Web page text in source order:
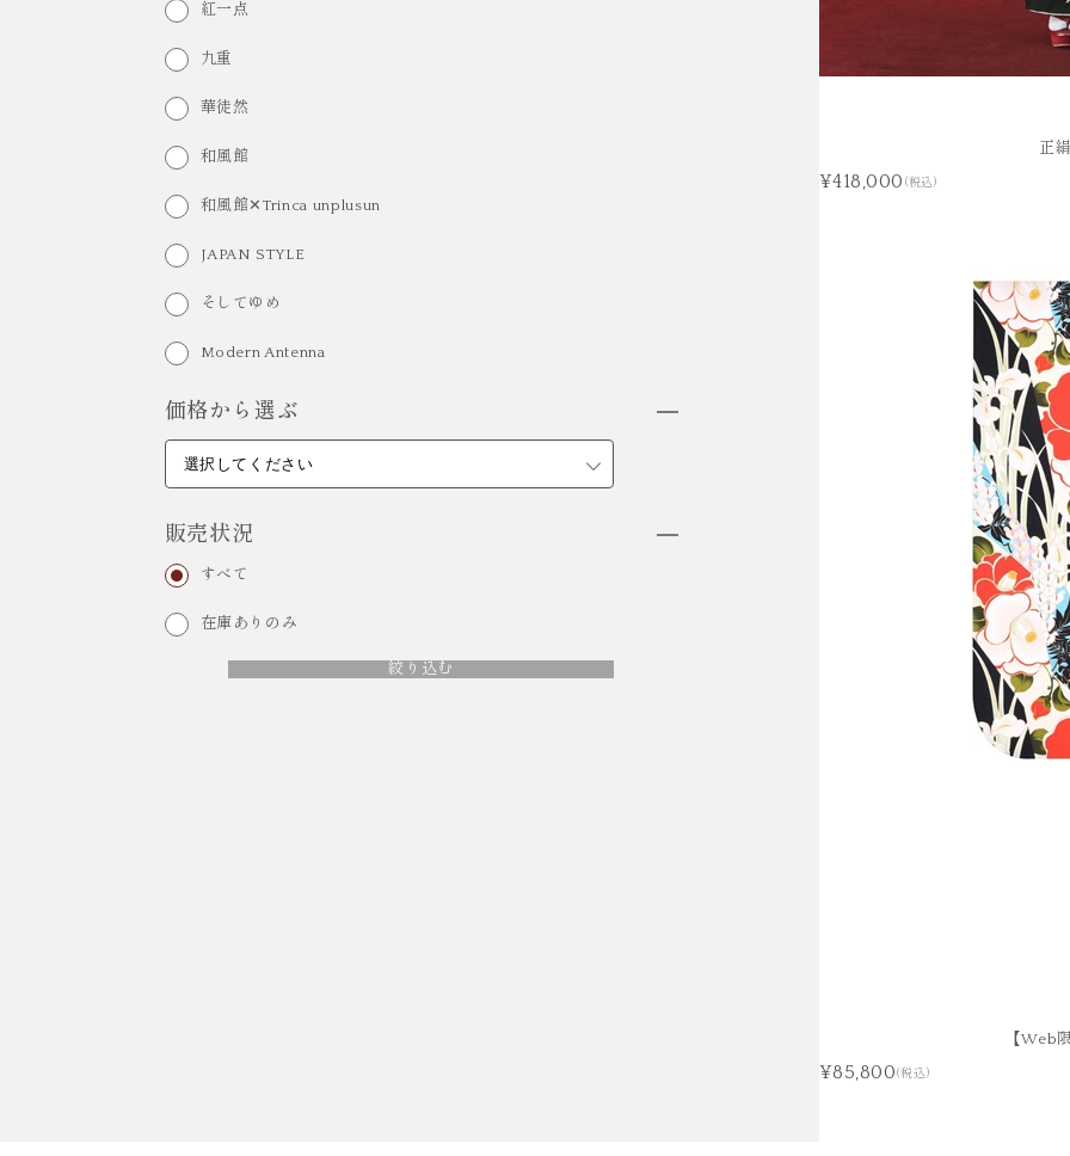
紅一点
九重
華徒然
和風館
和風館✕Trinca unplusun
JAPAN STYLE
そしてゆめ
Modern Antenna
価格から選ぶ
販売状況
すべて
在庫ありのみ
絞り込む
正
¥418,000 (税込)
【Web
¥85,800(税込)